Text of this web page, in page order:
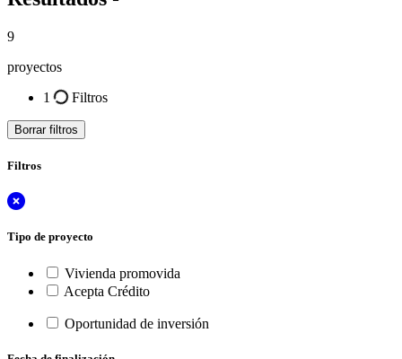
9
proyectos
1
Filtros
Borrar filtros
Filtros
Tipo de proyecto
Vivienda promovida
Acepta Crédito
Oportunidad de inversión